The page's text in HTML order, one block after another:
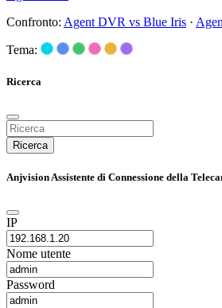
Confronto: Agent DVR vs Blue Iris ·
Tema:
Ricerca
Ricerca
Anjvision Assistente di Connessione della
IP
Nome utente
Password